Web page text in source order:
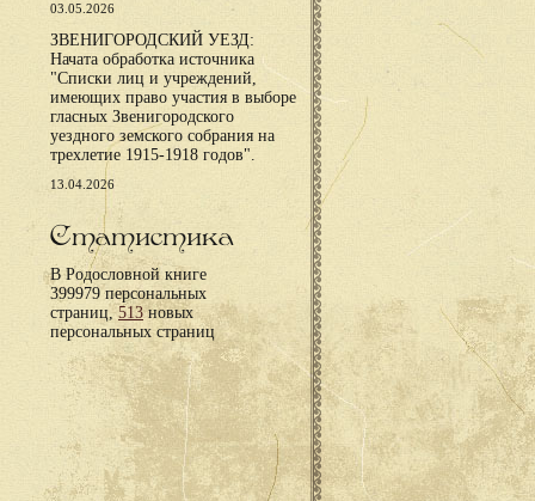
03.05.2026
ЗВЕНИГОРОДСКИЙ УЕЗД:
Начата обработка источника
"Списки лиц и учреждений,
имеющих право участия в выборе
гласных Звенигородского
уездного земского собрания на
трехлетие 1915-1918 годов".
13.04.2026
Статистика
В Родословной книге
399979 персональных
страниц,513новых
персональных страниц